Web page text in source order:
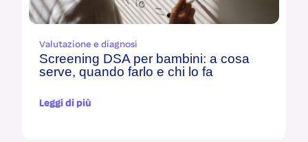
Valutazione e diagnosi
Screening DSA per bambini: a cosa
serve, quando farlo e chi lo fa
Leggi di più